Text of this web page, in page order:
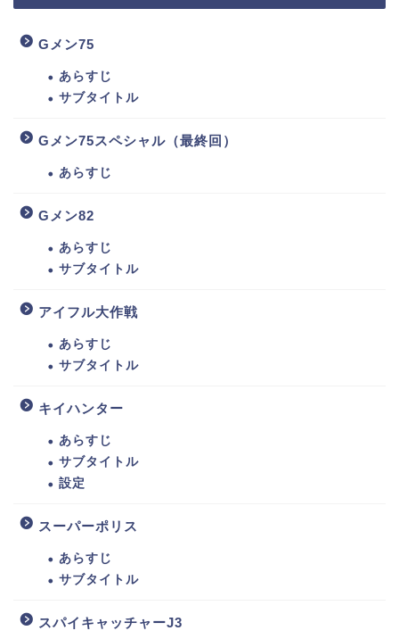
Gメン75
あらすじ
サブタイトル
Gメン75スペシャル（最終回）
あらすじ
Gメン82
あらすじ
サブタイトル
アイフル大作戦
あらすじ
サブタイトル
キイハンター
あらすじ
サブタイトル
設定
スーパーポリス
あらすじ
サブタイトル
スパイキャッチャーJ3